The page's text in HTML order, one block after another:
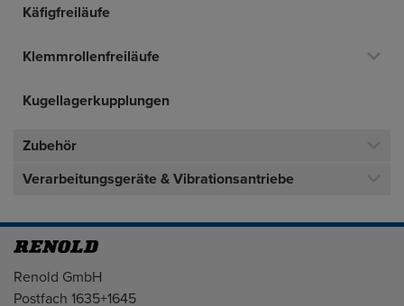
Käfigfreiläufe
Klemmrollenfreiläufe
Kugellagerkupplungen
Zubehör
Verarbeitungsgeräte & Vibrationsantriebe
Adresse
Renold GmbH
Postfach 1635+1645